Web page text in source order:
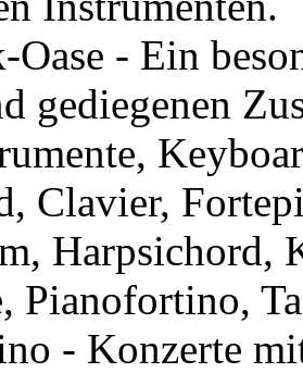
- Ein
gediegenen
Clavier,
Harpsichord,
Pianofortino,
- Konzerte